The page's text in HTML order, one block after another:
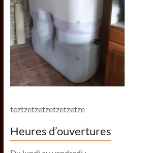
teztzetzetzetzetzetze
Heures d’ouvertures